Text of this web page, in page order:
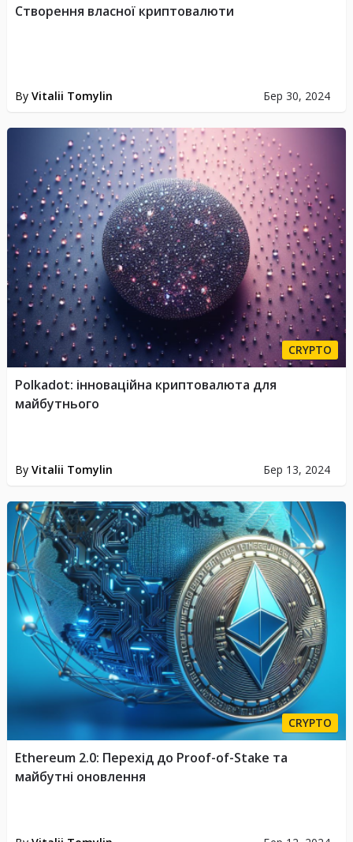
By Vitalii Tomylin Бер 30, 2024
Створення власної криптовалюти
CRYPTO
By Vitalii Tomylin Бер 13, 2024
Polkadot: інноваційна криптовалюта для
майбутнього
CRYPTO
Ethereum 2.0: Перехід до Proof-of-Stake та
майбутні оновлення